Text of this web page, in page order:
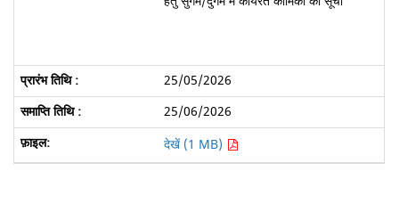
25/05/2026
25/06/2026
देखें (1 MB)